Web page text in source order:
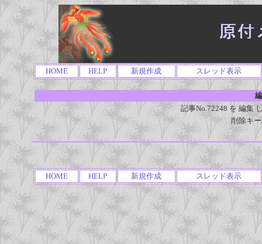
HOME HELP 新規作成 スレッド表示
記事No.72248 を 編集
削除キ
HOME HELP 新規作成 スレッド表示